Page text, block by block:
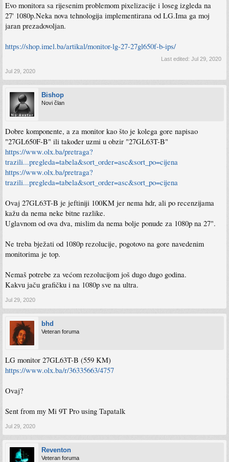
Evo monitora sa rijesenim problemom pixelizacije i loseg izgleda na
27' 1080p.Neka nova tehnologija implementirana od LG.Ima ga moj
jaran prezadovoljan.
https://shop.imel.ba/artikal/monitor-lg-27-27gl650f-b-ips/
Last edited: Jul 29, 2020
Jul 29, 2020
Bishop
Novi član
Dobre komponente, a za monitor kao što je kolega gore napisao
"27GL650F-B" ili također uzmi u obzir "27GL63T-B"
https://www.olx.ba/pretraga?
trazili...pregleda=tabela&sort_order=asc&sort_po=cijena
https://www.olx.ba/pretraga?
trazili...pregleda=tabela&sort_order=asc&sort_po=cijena
Ovaj 27GL63T-B je jeftiniji 100KM jer nema hdr, ali po recenzijama
kažu da nema neke bitne razlike.
Uglavnom od ova dva, mislim da nema bolje ponude za 1080p na 27".
Ne treba bježati od 1080p rezolucije, pogotovo na gore navedenim
monitorima je top.
Nemaš potrebe za većom rezolucijom još dugo dugo godina.
Kakvu jaču grafičku i na 1080p sve na ultra.
Jul 29, 2020
bhd
Veteran foruma
LG monitor 27GL63T-B (559 KM)
https://www.olx.ba/r/36335663/4757
Ovaj?
Sent from my Mi 9T Pro using Tapatalk
Jul 29, 2020
Reventon
Veteran foruma